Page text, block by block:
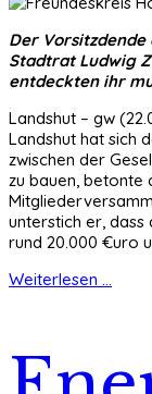
Der Vorsitzdende
Stadtrat Ludwig
entdeckten ihr
Landshut – gw
Landshut hat sich
zwischen der
zu bauen, betonte
unterstich er, dass
rund 20.000 €uro
Weiterlesen ...